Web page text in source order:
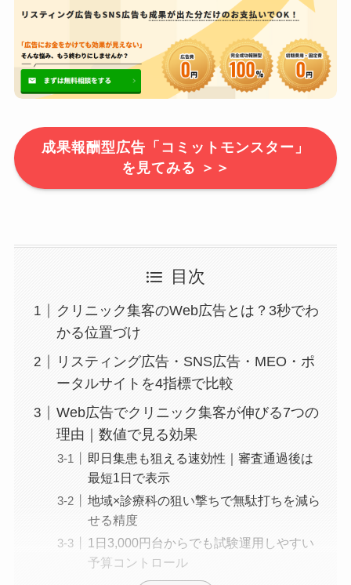
成果報酬型広告「コミットモンスター」
を見てみる ＞＞
目次
クリニック集客のWeb広告とは？3秒でわ
かる位置づけ
リスティング広告・SNS広告・MEO・ポ
ータルサイトを4指標で比較
Web広告でクリニック集客が伸びる7つの
理由｜数値で見る効果
即日集患も狙える速効性｜審査通過後は
最短1日で表示
地域×診療科の狙い撃ちで無駄打ちを減ら
せる精度
1日3,000円台からでも試験運用しやすい
予算コントロール